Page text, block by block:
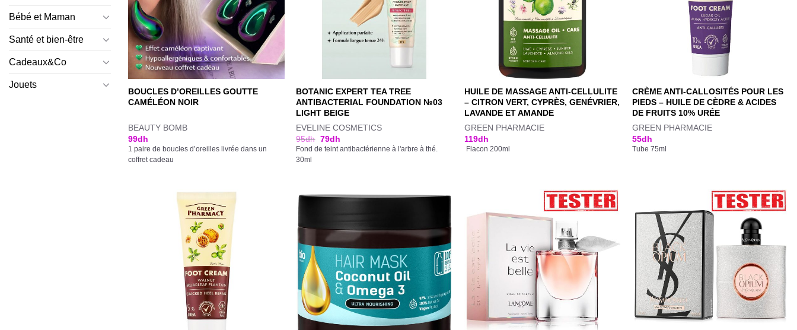
Bébé et Maman
Santé et bien-être
Cadeaux&Co
Jouets
BOUCLES D’OREILLES GOUTTE
CAMÉLÉON NOIR
BEAUTY BOMB
99dh
1 paire de boucles d’oreilles livrée dans un
coffret cadeau
BOTANIC EXPERT TEA TREE
ANTIBACTERIAL FOUNDATION №03
LIGHT BEIGE
EVELINE COSMETICS
95dh 79dh
Fond de teint antibactérienne à l'arbre à thé.
30ml
HUILE DE MASSAGE ANTI-CELLULITE
– CITRON VERT, CYPRÈS, GENÉVRIER,
LAVANDE ET AMANDE
GREEN PHARMACIE
119dh
Flacon 200ml
CRÈME ANTI-CALLOSITÉS POUR LES
PIEDS – HUILE DE CÈDRE & ACIDES
DE FRUITS 10% URÉE
GREEN PHARMACIE
55dh
Tube 75ml